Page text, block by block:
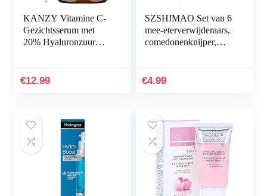
KANZY Vitamine C-
Gezichtsserum met
20% Hyaluronzuur
Donkere Kringen en
€12.99
SZSHIMAO Set van 6
mee-eterverwijderaars,
comedonenknijper,
whiteheads voor…
€4.99